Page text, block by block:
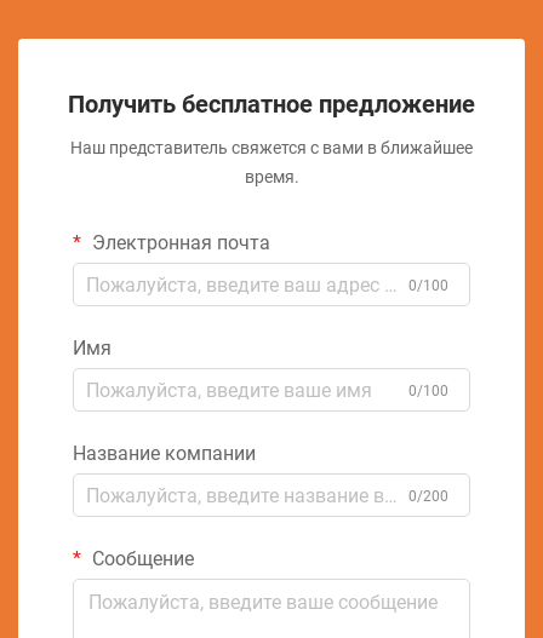
Получить бесплатное предложение
Наш представитель свяжется с вами в ближайшее
время.
Электронная почта
0/100
Имя
0/100
Название компании
0/200
Сообщение